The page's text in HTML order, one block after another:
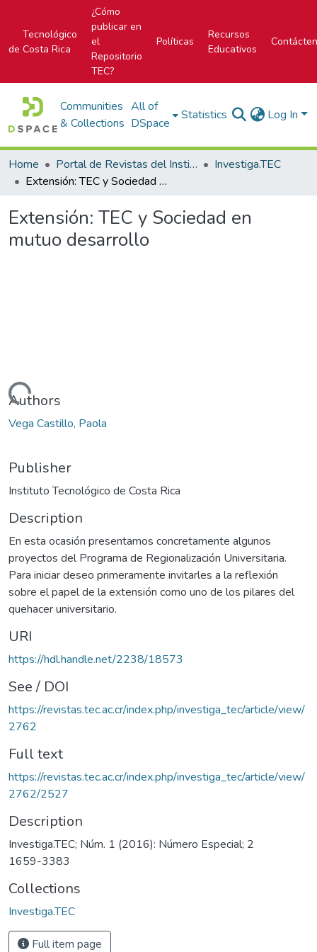
Tecnológico
de Costa Rica
¿Cómo
publicar en
el
Repositorio
TEC?
Políticas
Recursos
Educativos
Communities
& Collections
All of
DSpace
Statistics Log In
Home Portal de Revistas del Instituto Tecnológico de Costa Rica
Investiga.TEC
Extensión: TEC y Sociedad en mutuo desarrollo
Extensión: TEC y Sociedad en
mutuo desarrollo
Loading...
Authors
Vega Castillo, Paola
Publisher
Instituto Tecnológico de Costa Rica
Description
En esta ocasión presentamos concretamente algunos
proyectos del Programa de Regionalización Universitaria.
Para iniciar deseo primeramente invitarles a la reflexión
sobre el papel de la extensión como uno de los pilares del
quehacer universitario.
URI
https://hdl.handle.net/2238/18573
See / DOI
https://revistas.tec.ac.cr/index.php/investiga_tec/article/view/
2762
Full text
https://revistas.tec.ac.cr/index.php/investiga_tec/article/view/
2762/2527
Description
Investiga.TEC; Núm. 1 (2016): Número Especial; 2
1659-3383
Collections
Investiga.TEC
Full item page